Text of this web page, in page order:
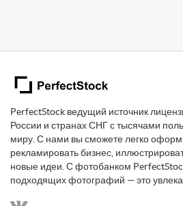
PerfectStock ведущий источник
России и странах СНГ с тысячами
миру. С нами вы сможете легко
рекламировать бизнес,
новые идеи. С фотобанком
подходящих фотографий — это